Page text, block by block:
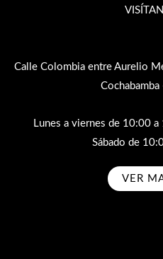
Calle Colombia entre Aurelio
Lunes a viernes de 10:00
Sábado de
VER